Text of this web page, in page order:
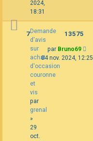
2024,
18:31
Demande
d'avis
sur
achat
d'occasion
couronne
et
vis
par
grenal
»
29
oct.
7 13575
par Bruno69
04 nov. 2024, 12:25